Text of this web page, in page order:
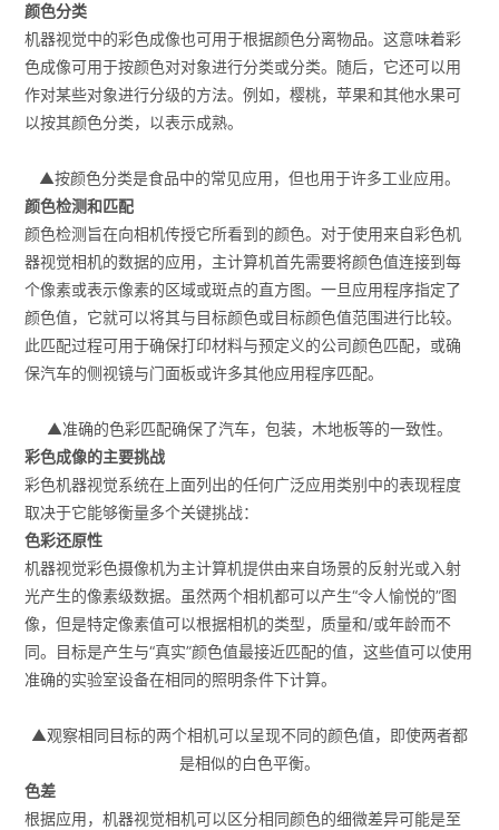
颜色分类
机器视觉中的彩色成像也可用于根据颜色分离物品。这意味着彩
色成像可用于按颜色对对象进行分类或分类。随后，它还可以用
作对某些对象进行分级的方法。例如，樱桃，苹果和其他水果可
以按其颜色分类，以表示成熟。
▲按颜色分类是食品中的常见应用，但也用于许多工业应用。
颜色检测和匹配
颜色检测旨在向相机传授它所看到的颜色。对于使用来自彩色机
器视觉相机的数据的应用，主计算机首先需要将颜色值连接到每
个像素或表示像素的区域或斑点的直方图。一旦应用程序指定了
颜色值，它就可以将其与目标颜色或目标颜色值范围进行比较。
此匹配过程可用于确保打印材料与预定义的公司颜色匹配，或确
保汽车的侧视镜与门面板或许多其他应用程序匹配。
▲准确的色彩匹配确保了汽车，包装，木地板等的一致性。
彩色成像的主要挑战
彩色机器视觉系统在上面列出的任何广泛应用类别中的表现程度
取决于它能够衡量多个关键挑战：
色彩还原性
机器视觉彩色摄像机为主计算机提供由来自场景的反射光或入射
光产生的像素级数据。虽然两个相机都可以产生“令人愉悦的”图
像，但是特定像素值可以根据相机的类型，质量和/或年龄而不
同。目标是产生与“真实”颜色值最接近匹配的值，这些值可以使用
准确的实验室设备在相同的照明条件下计算。
▲观察相同目标的两个相机可以呈现不同的颜色值，即使两者都
是相似的白色平衡。
色差
根据应用，机器视觉相机可以区分相同颜色的细微差异可能是至